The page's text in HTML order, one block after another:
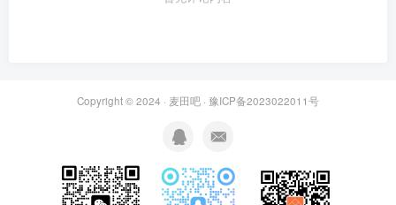
Copyright © 2024 · 麦田吧 · 豫ICP备2023022011号